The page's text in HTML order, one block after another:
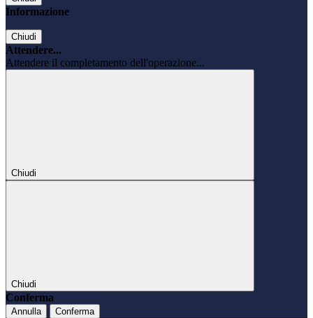
Informazione
Chiudi
Attendere...
Attendere il completamento dell'operazione...
Chiudi
Chiudi
Conferma
Annulla Conferma